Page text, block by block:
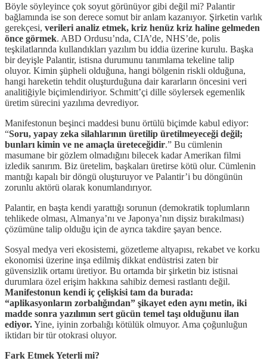
Böyle söyleyince çok soyut görünüyor gibi değil mi? Palantir
bağlamında ise son derece somut bir anlam kazanıyor. Şirketin varlık
gerekçesi, verileri analiz etmek, kriz henüz kriz haline gelmeden
önce görmek. ABD Ordusu’nda, CIA’de, NHS’de, polis
teşkilatlarında kullandıkları yazılım bu iddia üzerine kurulu. Başka
bir deyişle Palantir, istisna durumunu tanımlama tekeline talip
oluyor. Kimin şüpheli olduğuna, hangi bölgenin riskli olduğuna,
hangi hareketin tehdit oluşturduğuna dair kararların öncesini veri
analitiğiyle biçimlendiriyor. Schmitt’çi dille söylersek egemenlik
üretim sürecini yazılıma devrediyor.
Manifestonun beşinci maddesi bunu örtülü biçimde kabul ediyor:
“Soru, yapay zeka silahlarının üretilip üretilmeyeceği değil;
bunları kimin ve ne amaçla üreteceğidir.” Bu cümlenin
masumane bir gözlem olmadığını bilecek kadar Amerikan filmi
izledik sanırım. Biz üretelim, başkaları üretirse kötü olur. Cümlenin
mantığı kapalı bir döngü oluşturuyor ve Palantir’i bu döngünün
zorunlu aktörü olarak konumlandırıyor.
Palantir, en başta kendi yarattığı sorunun (demokratik toplumların
tehlikede olması, Almanya’nı ve Japonya’nın dişsiz bırakılması)
çözümüne talip olduğu için de ayrıca takdire şayan bence.
Sosyal medya veri ekosistemi, gözetleme altyapısı, rekabet ve korku
ekonomisi üzerine inşa edilmiş dikkat endüstrisi zaten bir
güvensizlik ortamı üretiyor. Bu ortamda bir şirketin biz istisnai
durumlara özel erişim hakkına sahibiz demesi rastlantı değil.
Manifestonun kendi iç çelişkisi tam da burada:
“aplikasyonların zorbalığından” şikayet eden aynı metin, iki
madde sonra yazılımın sert gücün temel taşı olduğunu ilan
ediyor.Yine, iyinin zorbalığı kötülük olmuyor. Ama çoğunluğun
iktidarı bir tür otokrasi oluyor.
Fark Etmek Yeterli mi?